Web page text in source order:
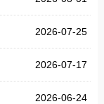
2026-07-25
2026-07-17
2026-06-24